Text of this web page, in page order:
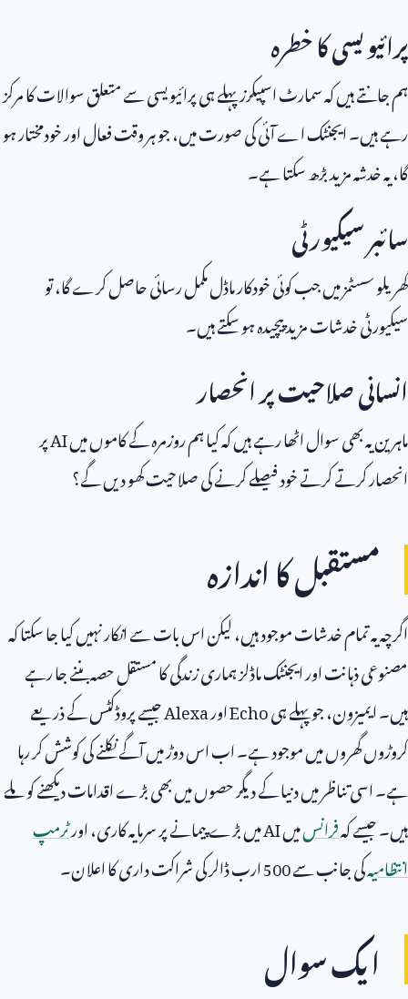
پرائیویسی کا خطرہ
ہم جانتے ہیں کہ سمارٹ اسپیکرز پہلے ہی پرائیویسی سے متعلق سوالات کا مرکز
رہے ہیں۔ ایجنٹک اے آئی کی صورت میں، جو ہر وقت فعال اور خودمختار ہو
گا، یہ خدشہ مزید بڑھ سکتا ہے۔
سائبر سیکیورٹی
گھریلو سسٹمز میں جب کوئی خودکار ماڈل مکمل رسائی حاصل کرے گا، تو
سیکیورٹی خدشات مزید پیچیدہ ہو سکتے ہیں۔
انسانی صلاحیت پر انحصار
ماہرین یہ بھی سوال اٹھا رہے ہیں کہ کیا ہم روزمرہ کے کاموں میںAIپر
انحصار کرتے کرتے خود فیصلے کرنے کی صلاحیت کھو دیں گے؟
مستقبل کا اندازہ
اگرچہ یہ تمام خدشات موجود ہیں، لیکن اس بات سے انکار نہیں کیا جا سکتا کہ
مصنوعی ذہانت اور ایجنٹک ماڈلز ہماری زندگی کا مستقل حصہ بننے جا رہے
ہیں۔ ایمیزون، جو پہلے ہیEchoاورAlexaجیسے پروڈکٹس کے ذریعے
کروڑوں گھروں میں موجود ہے۔ اب اس دوڑ میں آگے نکلنے کی کوشش کر رہا
ہے۔ اسی تناظر میں دنیا کے دیگر حصوں میں بھی بڑے اقدامات دیکھنے کو ملے
ہیں۔ جیسے کہفرانسمیںAIمیں بڑے پیمانے پر سرمایہ کاری، اورٹرمپ
انتظامیہکی جانب سے500ارب ڈالر کی شراکت داری کا اعلان۔
ایک سوال